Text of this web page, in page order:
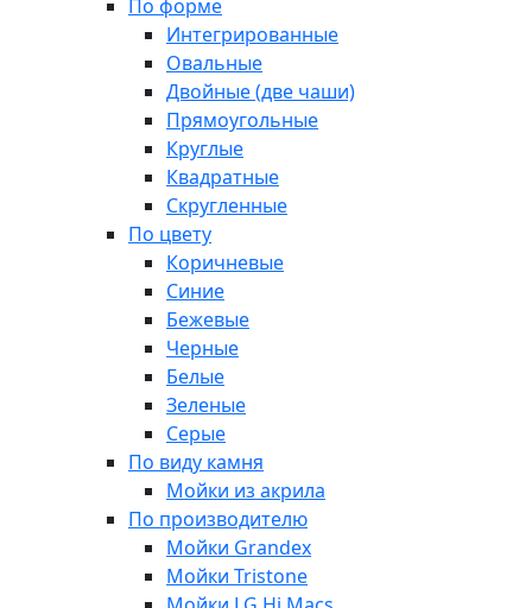
По форме
Интегрированные
Овальные
Двойные (две чаши)
Прямоугольные
Круглые
Квадратные
Скругленные
По цвету
Коричневые
Синие
Бежевые
Черные
Белые
Зеленые
Серые
По виду камня
Мойки из акрила
По производителю
Мойки Grandex
Мойки Tristone